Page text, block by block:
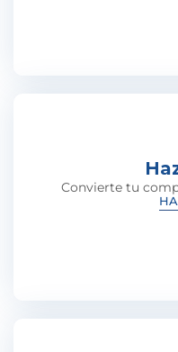
Convierte tu